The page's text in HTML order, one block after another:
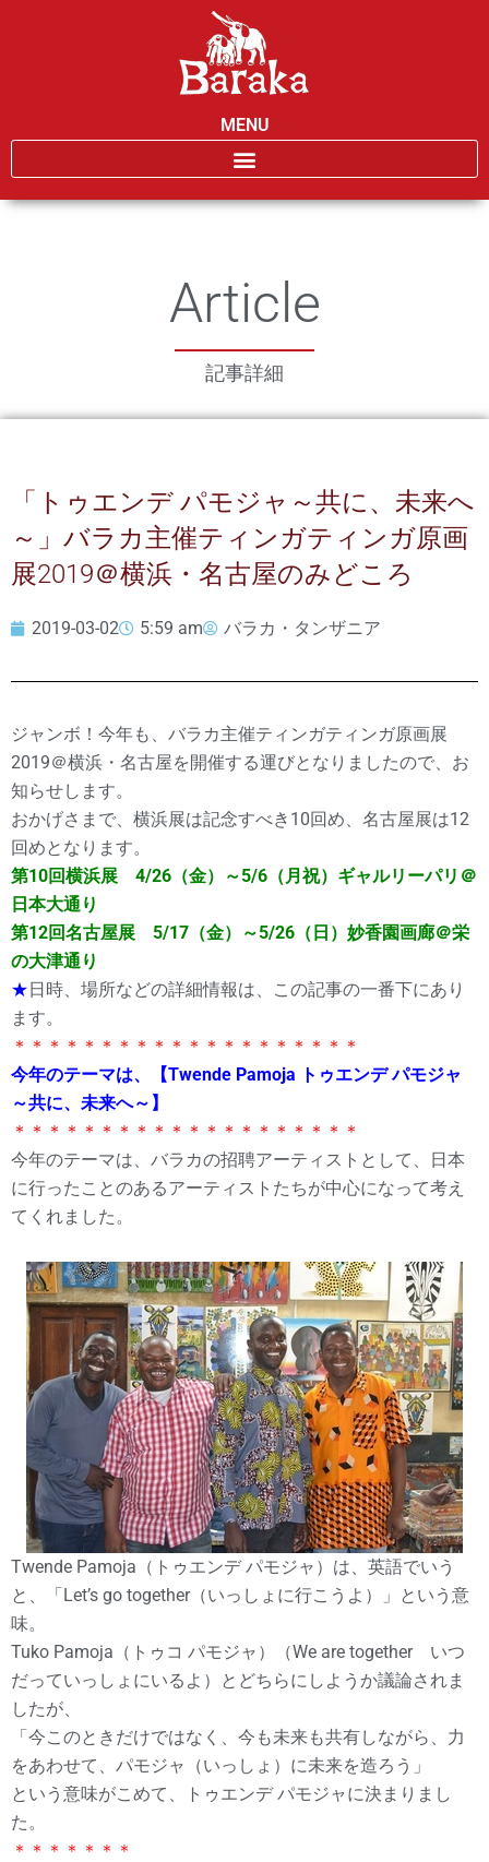
MENU
Article
記事詳細
「トゥエンデ パモジャ～共に、未来へ
～」バラカ主催ティンガティンガ原画
展2019＠横浜・名古屋のみどころ
2019-03-02 5:59 am バラカ・タンザニア
ジャンボ！今年も、バラカ主催ティンガティンガ原画展
2019＠横浜・名古屋を開催する運びとなりましたので、お
知らせします。
おかげさまで、横浜展は記念すべき10回め、名古屋展は12
回めとなります。
第10回横浜展 4/26（金）～5/6（月祝）ギャルリーパリ＠
日本大通り
第12回名古屋展 5/17（金）～5/26（日）妙香園画廊＠栄
の大津通り
★日時、場所などの詳細情報は、この記事の一番下にあり
ます。
＊＊＊＊＊＊＊＊＊＊＊＊＊＊＊＊＊＊＊＊
今年のテーマは、【Twende Pamoja トゥエンデ パモジャ
～共に、未来へ～】
＊＊＊＊＊＊＊＊＊＊＊＊＊＊＊＊＊＊＊＊
今年のテーマは、バラカの招聘アーティストとして、日本
に行ったことのあるアーティストたちが中心になって考え
てくれました。
Twende Pamoja（トゥエンデ パモジャ）は、英語でいう
と、「Let’s go together（いっしょに行こうよ）」という意
味。
Tuko Pamoja（トゥコ パモジャ）（We are together いつ
だっていっしょにいるよ）とどちらにしようか議論されま
したが、
「今このときだけではなく、今も未来も共有しながら、力
をあわせて、パモジャ（いっしょ）に未来を造ろう」
という意味がこめて、トゥエンデ パモジャに決まりまし
た。
＊＊＊＊＊＊＊